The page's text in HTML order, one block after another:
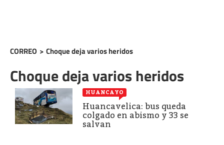
CORREO > Choque deja varios heridos
Choque deja varios heridos
HUANCAYO
Huancavelica: bus queda
colgado en abismo y 33 se
salvan